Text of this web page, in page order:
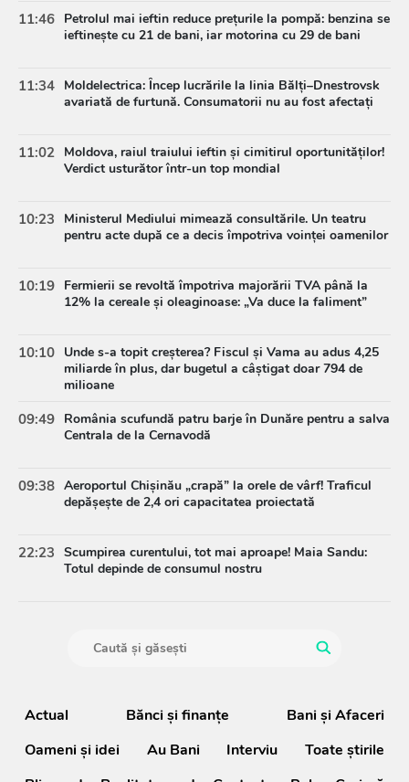
11:46 Petrolul mai ieftin reduce prețurile la pompă: benzina se
ieftinește cu 21 de bani, iar motorina cu 29 de bani
11:34 Moldelectrica: Încep lucrările la linia Bălți–Dnestrovsk
avariată de furtună. Consumatorii nu au fost afectați
11:02 Moldova, raiul traiului ieftin și cimitirul oportunităților!
Verdict usturător într-un top mondial
10:23
Ministerul Mediului mimează consultările. Un teatru
pentru acte după ce a decis împotriva voinței oamenilor
10:19 Fermierii se revoltă împotriva majorării TVA până la
12% la cereale și oleaginoase: „Va duce la faliment”
10:10 Unde s-a topit creșterea? Fiscul și Vama au adus 4,25
miliarde în plus, dar bugetul a câștigat doar 794 de
milioane
09:49 România scufundă patru barje în Dunăre pentru a salva
Centrala de la Cernavodă
09:38 Aeroportul Chișinău „crapă” la orele de vârf! Traficul
depășește de 2,4 ori capacitatea proiectată
22:23 Scumpirea curentului, tot mai aproape! Maia Sandu:
Totul depinde de consumul nostru
Actual Bănci şi finanţe
Bani și Afaceri
Oameni şi idei
Au Bani Interviu
Toate știrile